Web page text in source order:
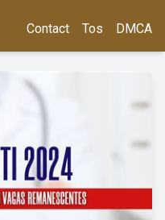
Contact Tos DMCA